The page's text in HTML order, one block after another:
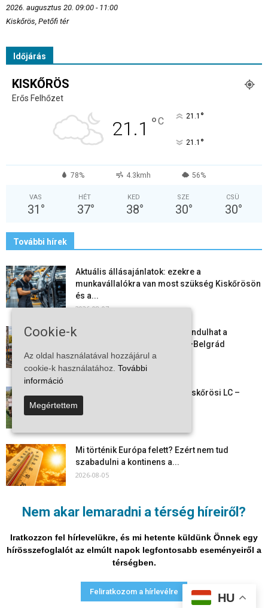
Nem akar lemaradni a térség híreiről?
Iratkozzon fel hírlevelükre, és mi hetente küldünk Önnek egy
hírösszefoglalót az elmúlt napok legfontosabb eseményeiről a
térségben.
Feliratkozom a hírlevélre
2026. augusztus 20. 09:00 - 11:00
Kiskőrös, Petőfi tér
Időjárás
KISKŐRÖS
Erős Felhőzet
21.1 °C 21.1 °
21.1 °
78% 4.3kmh 56%
VAS
31 °
HÉT
37°
KED
38°
SZE
30°
CSÜ
30°
További hírek
Aktuális állásajánlatok: ezekre a
munkavállalókra van most szükség Kiskőrösön
és a...
2026-08-07
Vitézy Dávid: már ősszel újraindulhat a
személyszállítás a Budapest–Belgrád
vasútvonalon
2026-08-06
Megkezdte a felkészülést a Kiskőrösi LC –
együtt maradt a keret,...
2026-08-06
Mi történik Európa felett? Ezért nem tud
szabadulni a kontinens a...
2026-08-05
Folyamatosak a nyári karbantartási munkálatok
Kiskőrösön – útburkolati jeleket festenek és...
2026-08-05
Adatvédelmi nyilatkozat Médiaajánlat Impresszum
HU
Cookie-k
Az oldal használatával hozzájárul a
cookie-k használatához. További
információ
Megértettem